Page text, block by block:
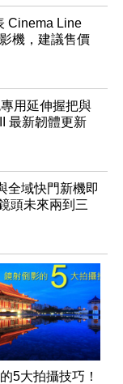
Cinema Line
機，建議售價
用延伸握把與
最新韌體更新
全域快門新機即
頭未來兩到三
5大拍攝技巧！